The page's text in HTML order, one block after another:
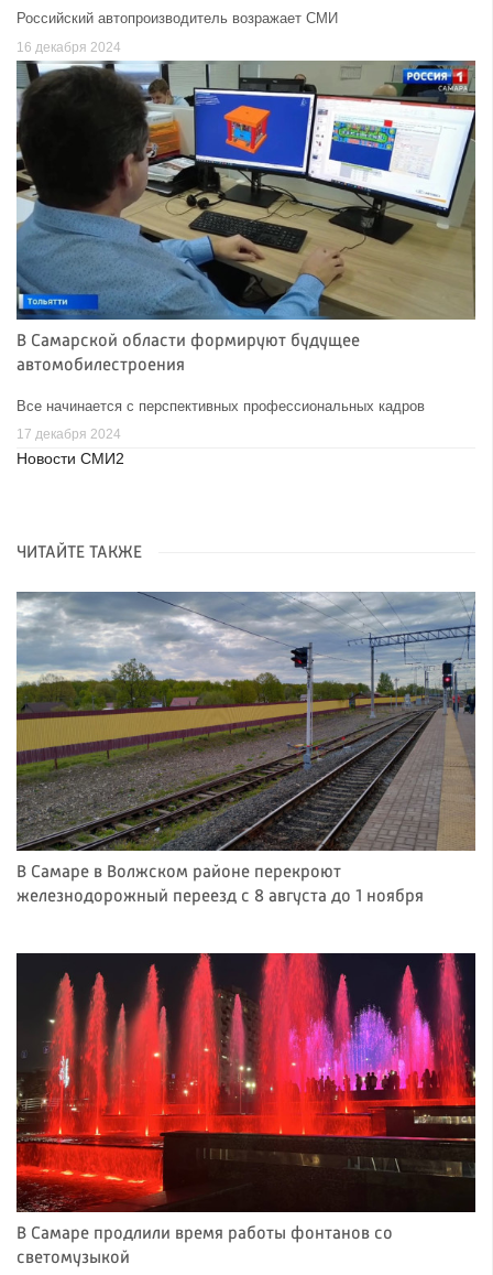
Российский автопроизводитель возражает СМИ
16 декабря 2024
В Самарской области формируют будущее
автомобилестроения
Все начинается с перспективных профессиональных кадров
17 декабря 2024
Новости СМИ2
ЧИТАЙТЕ ТАКЖЕ
В Самаре в Волжском районе перекроют
железнодорожный переезд с 8 августа до 1 ноября
В Самаре продлили время работы фонтанов со
светомузыкой